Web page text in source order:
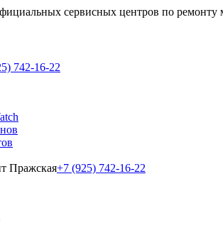
сервисных центров по
742-16-22
Пражская+7 (925) 742-16-22